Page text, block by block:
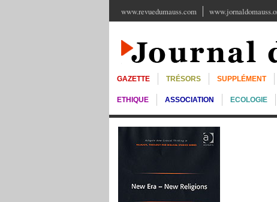
www.revuedumauss.com
GAZETTE TRÉSORS SUPPLÉMENT
ETHIQUE ASSOCIATION ECOLOGIE